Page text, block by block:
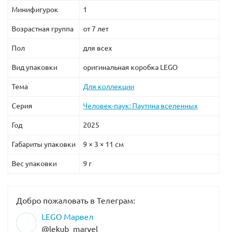
Минифигурок 1
Возрастная группа от 7 лет
Пол для всех
Вид упаковки оригинальная коробка LEGO
Тема Для коллекции
Серия Человек-паук: Паутина вселенных
Год 2025
Габариты упаковки 9 × 3 × 11 см
Вес упаковки 9 г
Добро пожаловать в Телеграм:
LEGO Марвел
@lekub_marvel